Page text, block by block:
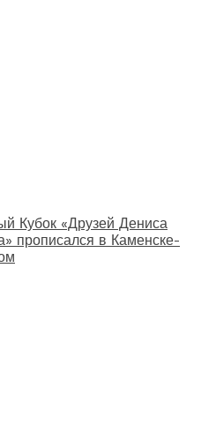
Кубок «Друзей Дениса
прописался в Каменске-